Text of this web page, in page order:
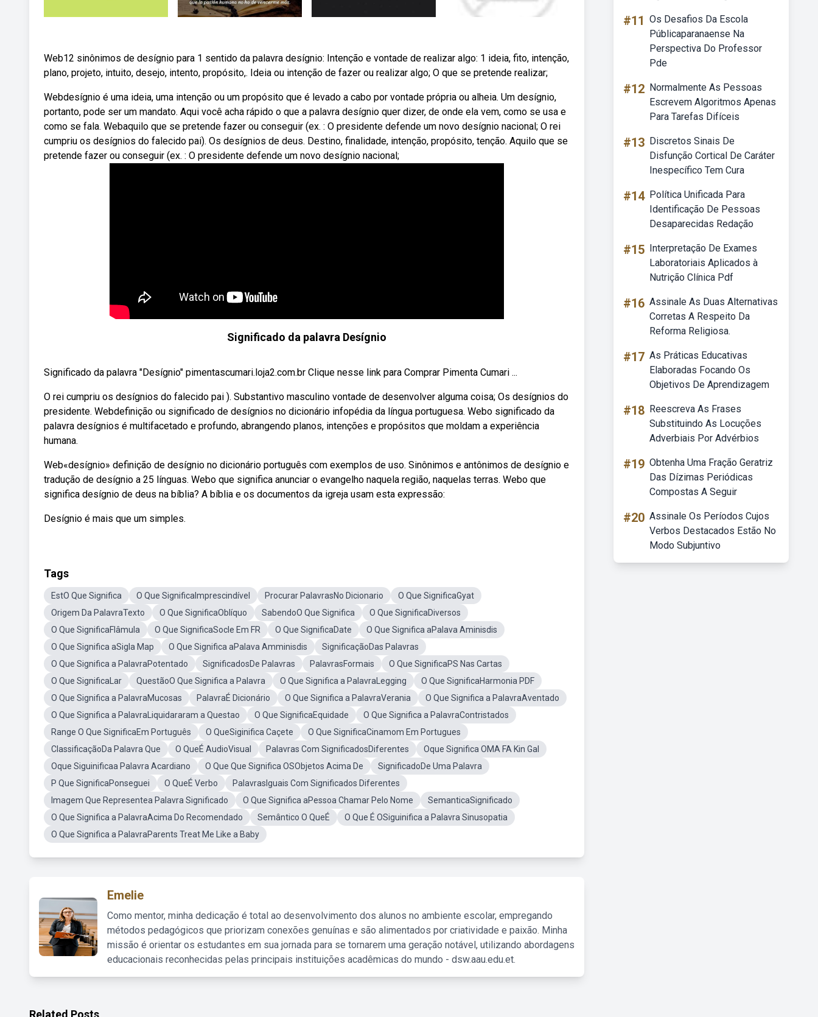
Web12 sinônimos de desígnio para 1 sentido da palavra desígnio: Intenção e vontade de realizar algo: 1 ideia, fito, intenção,
plano, projeto, intuito, desejo, intento, propósito,. Ideia ou intenção de fazer ou realizar algo; O que se pretende realizar;
Webdesígnio é uma ideia, uma intenção ou um propósito que é levado a cabo por vontade própria ou alheia. Um desígnio,
portanto, pode ser um mandato. Aqui você acha rápido o que a palavra desígnio quer dizer, de onde ela vem, como se usa e
como se fala. Webaquilo que se pretende fazer ou conseguir (ex. : O presidente defende um novo desígnio nacional; O rei
cumpriu os desígnios do falecido pai). Os desígnios de deus. Destino, finalidade, intenção, propósito, tenção. Aquilo que se
pretende fazer ou conseguir (ex. : O presidente defende um novo desígnio nacional;
Significado da palavra Desígnio
Significado da palavra "Desígnio" pimentascumari.loja2.com.br Clique nesse link para Comprar Pimenta Cumari ...
O rei cumpriu os desígnios do falecido pai ). Substantivo masculino vontade de desenvolver alguma coisa; Os desígnios do
presidente. Webdefinição ou significado de desígnios no dicionário infopédia da língua portuguesa. Webo significado da
palavra desígnios é multifacetado e profundo, abrangendo planos, intenções e propósitos que moldam a experiência
humana.
Web«desígnio» definição de desígnio no dicionário português com exemplos de uso. Sinônimos e antônimos de desígnio e
tradução de desígnio a 25 línguas. Webo que significa anunciar o evangelho naquela região, naquelas terras. Webo que
significa desígnio de deus na bíblia? A bíblia e os documentos da igreja usam esta expressão:
Desígnio é mais que um simples.
Tags
EstO Que Significa O Que SignificaImprescindível Procurar PalavrasNo Dicionario
O Que SignificaGyat
Origem Da PalavraTexto
O Que SignificaOblíquo SabendoO Que Significa
O Que SignificaDiversos
O Que SignificaFlâmula
O Que SignificaSocle Em FR O Que SignificaDate
O Que Significa aPalava Aminisdis
O Que Significa aSigla Map
O Que Significa aPalava Amminisdis
SignificaçãoDas Palavras
O Que Significa a PalavraPotentado
SignificadosDe Palavras PalavrasFormais
O Que SignificaPS Nas Cartas
O Que SignificaLar
QuestãoO Que Significa a Palavra O Que Significa a PalavraLegging
O Que SignificaHarmonia PDF
O Que Significa a PalavraMucosas
PalavraÉ Dicionário O Que Significa a PalavraVerania
O Que Significa a PalavraAventado
O Que Significa a PalavraLiquidararam a Questao
O Que SignificaEquidade
O Que Significa a PalavraContristados
Range O Que SignificaEm Português
O QueSiginifica Caçete
O Que SignificaCinamom Em Portugues
ClassificaçãoDa Palavra Que
O QueÉ AudioVisual Palavras Com SignificadosDiferentes
Oque Significa OMA FA Kin Gal
Oque Siguinificaa Palavra Acardiano
O Que Que Significa OSObjetos Acima De
SignificadoDe Uma Palavra
P Que SignificaPonseguei
O QueÉ Verbo
PalavrasIguais Com Significados Diferentes
Imagem Que Representea Palavra Significado
O Que Significa aPessoa Chamar Pelo Nome
SemanticaSignificado
O Que Significa a PalavraAcima Do Recomendado
Semântico O QueÉ
O Que É OSiguinifica a Palavra Sinusopatia
O Que Significa a PalavraParents Treat Me Like a Baby
Emelie
Como mentor, minha dedicação é total ao desenvolvimento dos alunos no ambiente escolar, empregando
métodos pedagógicos que priorizam conexões genuínas e são alimentados por criatividade e paixão. Minha
missão é orientar os estudantes em sua jornada para se tornarem uma geração notável, utilizando abordagens
educacionais reconhecidas pelas principais instituições acadêmicas do mundo - dsw.aau.edu.et.
#11 Os Desafios Da Escola
Públicaparanaense Na
Perspectiva Do Professor
Pde
#12 Normalmente As Pessoas
Escrevem Algoritmos Apenas
Para Tarefas Difíceis
#13 Discretos Sinais De
Disfunção Cortical De Caráter
Inespecífico Tem Cura
#14 Política Unificada Para
Identificação De Pessoas
Desaparecidas Redação
#15 Interpretação De Exames
Laboratoriais Aplicados à
Nutrição Clínica Pdf
#16 Assinale As Duas Alternativas
Corretas A Respeito Da
Reforma Religiosa.
#17 As Práticas Educativas
Elaboradas Focando Os
Objetivos De Aprendizagem
#18 Reescreva As Frases
Substituindo As Locuções
Adverbiais Por Advérbios
#19 Obtenha Uma Fração Geratriz
Das Dízimas Periódicas
Compostas A Seguir
#20 Assinale Os Períodos Cujos
Verbos Destacados Estão No
Modo Subjuntivo
Related Posts